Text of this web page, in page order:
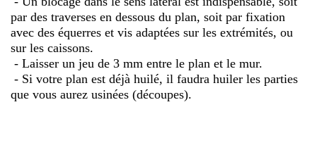
par des traverses en dessous du plan, soit par fixation
avec des équerres et vis adaptées sur les extrémités, ou
sur les caissons.
- Laisser un jeu de 3 mm entre le plan et le mur.
- Si votre plan est déjà huilé, il faudra huiler les parties
que vous aurez usinées (découpes).